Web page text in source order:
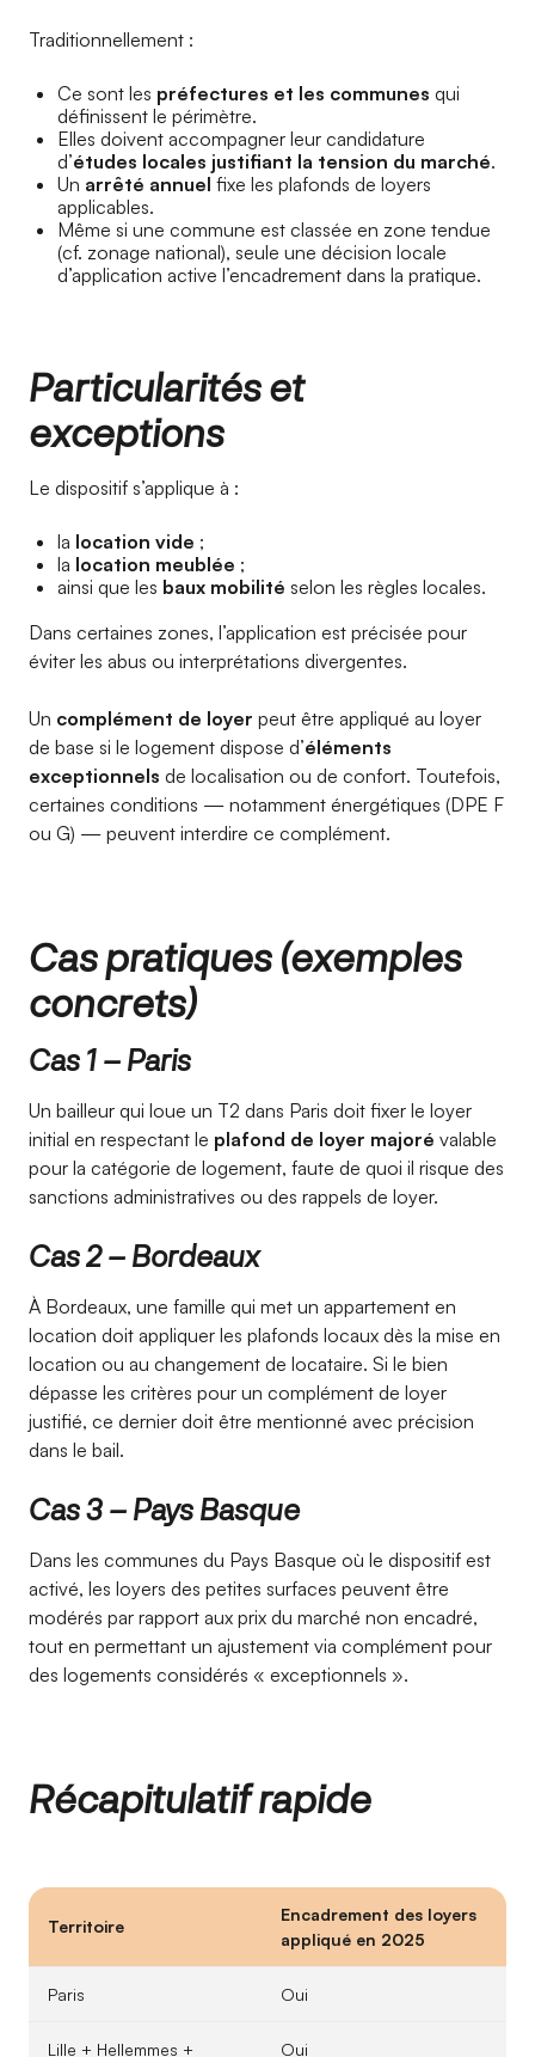
Traditionnellement :
Ce sont les préfectures et les communes qui
définissent le périmètre.
Elles doivent accompagner leur candidature
d’études locales justifiant la tension du marché.
Un arrêté annuel fixe les plafonds de loyers
applicables.
Même si une commune est classée en zone tendue
(cf. zonage national), seule une décision locale
d’application active l’encadrement dans la pratique.
Particularités et
exceptions
Le dispositif s’applique à :
la location vide ;
la location meublée ;
ainsi que les baux mobilité selon les règles locales.
Dans certaines zones, l’application est précisée pour
éviter les abus ou interprétations divergentes.
Un complément de loyer peut être appliqué au loyer
de base si le logement dispose d’éléments
exceptionnels de localisation ou de confort. Toutefois,
certaines conditions — notamment énergétiques (DPE F
ou G) — peuvent interdire ce complément.
Cas pratiques (exemples
concrets)
Cas 1 – Paris
Un bailleur qui loue un T2 dans Paris doit fixer le loyer
initial en respectant le plafond de loyer majoré valable
pour la catégorie de logement, faute de quoi il risque des
sanctions administratives ou des rappels de loyer.
Cas 2 – Bordeaux
À Bordeaux, une famille qui met un appartement en
location doit appliquer les plafonds locaux dès la mise en
location ou au changement de locataire. Si le bien
dépasse les critères pour un complément de loyer
justifié, ce dernier doit être mentionné avec précision
dans le bail.
Cas 3 – Pays Basque
Dans les communes du Pays Basque où le dispositif est
activé, les loyers des petites surfaces peuvent être
modérés par rapport aux prix du marché non encadré,
tout en permettant un ajustement via complément pour
des logements considérés « exceptionnels ».
Récapitulatif rapide
Territoire
Encadrement des loyers
appliqué en 2025
Paris Oui
Lille + Hellemmes + Oui